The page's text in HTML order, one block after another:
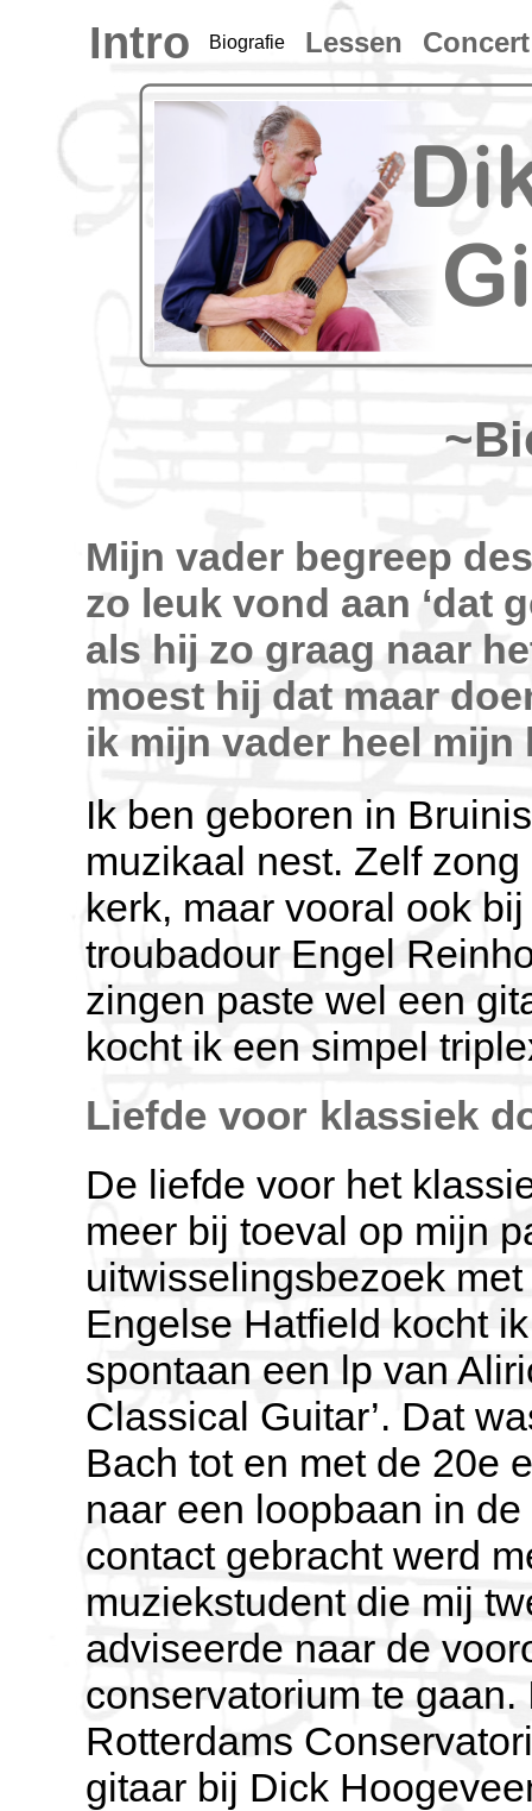
Intro Biografie Lessen Concert
Mijn vader begreep
zo leuk vond aan ‘dat
als hij zo graag naar
moest hij dat maar
ik mijn vader heel mijn
Ik ben geboren in
muzikaal nest. Zelf
kerk, maar vooral ook
troubadour Engel
zingen paste wel een
kocht ik een simpel
Liefde voor klassiek
De liefde voor het
meer bij toeval op mijn
uitwisselingsbezoek
Engelse Hatfield kocht
spontaan een lp van
Classical Guitar’. Dat
Bach tot en met de 20e
naar een loopbaan in
contact gebracht werd
muziekstudent die mij
adviseerde naar de
conservatorium te
Rotterdams
gitaar bij Dick